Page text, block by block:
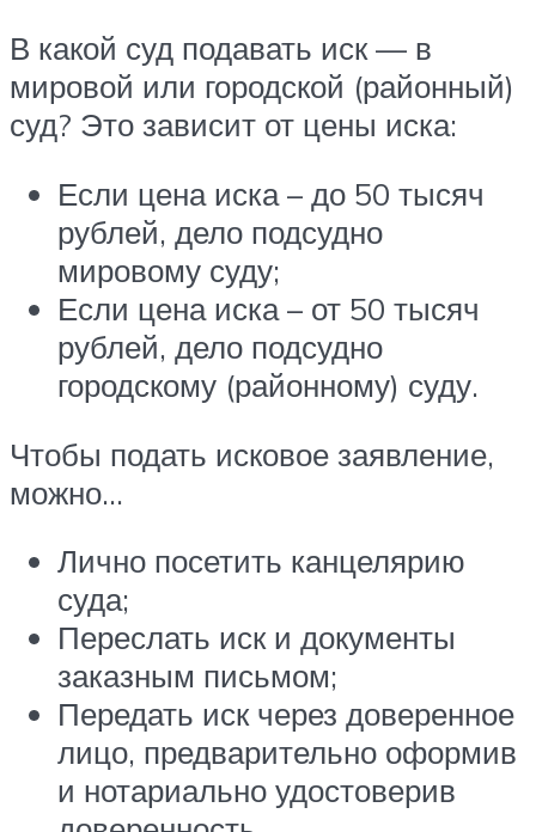
В какой суд подавать иск — в
мировой или городской (районный)
суд? Это зависит от цены иска:
Если цена иска – до 50 тысяч
рублей, дело подсудно
мировому суду;
Если цена иска – от 50 тысяч
рублей, дело подсудно
городскому (районному) суду.
Чтобы подать исковое заявление,
можно…
Лично посетить канцелярию
суда;
Переслать иск и документы
заказным письмом;
Передать иск через доверенное
лицо, предварительно оформив
и нотариально удостоверив